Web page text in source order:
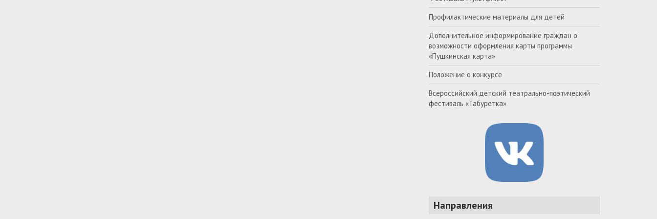
Профилактические материалы для детей
Дополнительное информирование граждан о
возможности оформления карты программы
«Пушкинская карта»
Положение о конкурсе
Всероссийский детский театрально-поэтический
фестиваль «Табуретка»
Направления